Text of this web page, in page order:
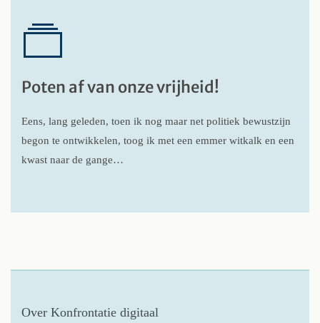
Poten af van onze vrijheid!
Eens, lang geleden, toen ik nog maar net politiek bewustzijn
begon te ontwikkelen, toog ik met een emmer witkalk en een
kwast naar de gange…
Over Konfrontatie digitaal